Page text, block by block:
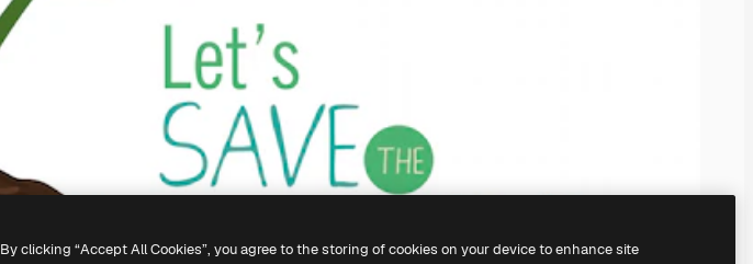
By clicking “Accept All Cookies”, you agree to the storing of cookies on your device to enhance site